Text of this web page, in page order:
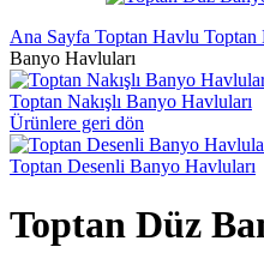
Ana Sayfa Toptan Havlu Toptan
Banyo Havluları
Toptan Nakışlı Banyo Havluları
Ürünlere geri dön
Toptan Desenli Banyo Havluları
Toptan Düz